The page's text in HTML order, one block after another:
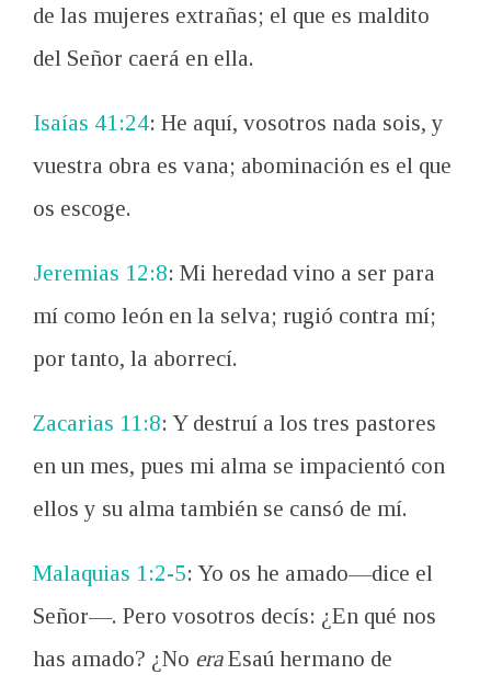
de las mujeres extrañas; el que es maldito
del Señor caerá en ella.
Isaías 41:24: He aquí, vosotros nada sois, y
vuestra obra es vana; abominación es el que
os escoge.
Jeremias 12:8: Mi heredad vino a ser para
mí como león en la selva; rugió contra mí;
por tanto, la aborrecí.
Zacarias 11:8: Y destruí a los tres pastores
en un mes, pues mi alma se impacientó con
ellos y su alma también se cansó de mí.
Malaquias 1:2-5: Yo os he amado—dice el
Señor—. Pero vosotros decís: ¿En qué nos
has amado? ¿No eraEsaú hermano de